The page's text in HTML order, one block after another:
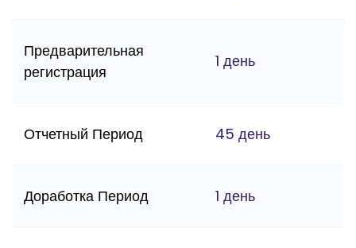
Предварительная
регистрация
1 день
Отчетный Период 45 день
Доработка Период 1 день